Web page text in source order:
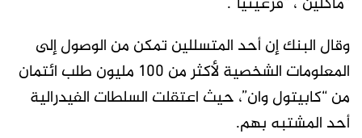
وقال البنك إن أحد المتسللين تمكن من الوصول إلى
المعلومات الشخصية لأكثر من 100 مليون طلب ائتمان
من “كابيتول وان”، حيث اعتقلت السلطات الفيدرالية
أحد المشتبه بهم.